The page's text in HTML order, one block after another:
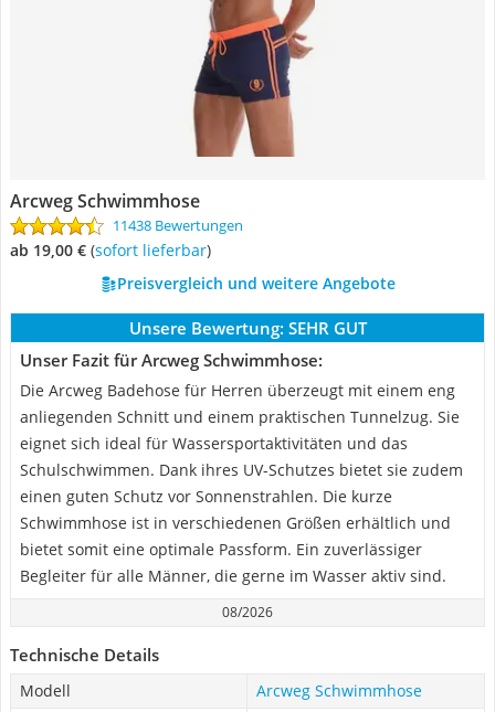
Arcweg Schwimmhose
11438 Bewertungen
ab 19,00 € ( Sofort lieferbar)
Preisvergleich und weitere Angebote
Unsere Bewertung: SEHR GUT
Unser Fazit für Arcweg Schwimmhose:
Die Arcweg Badehose für Herren überzeugt mit einem eng
anliegenden Schnitt und einem praktischen Tunnelzug. Sie
eignet sich ideal für Wassersportaktivitäten und das
Schulschwimmen. Dank ihres UV-Schutzes bietet sie zudem
einen guten Schutz vor Sonnenstrahlen. Die kurze
Schwimmhose ist in verschiedenen Größen erhältlich und
bietet somit eine optimale Passform. Ein zuverlässiger
Begleiter für alle Männer, die gerne im Wasser aktiv sind.
08/2026
Technische Details
Modell Arcweg Schwimmhose